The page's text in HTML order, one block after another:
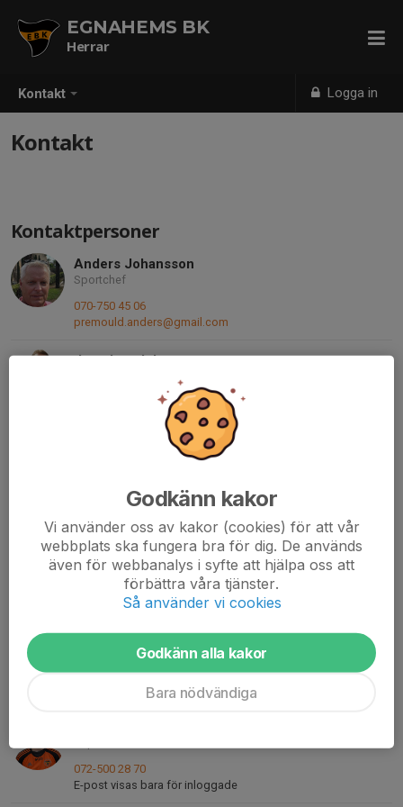
Kontakt Logga in
EGNAHEMS BK
Herrar
Kontakt
Kontaktpersoner
Anders Johansson
Sportchef
070-750 45 06
premould.anders@gmail.com
Jonathan Johansson
E-post visas bara för inloggade
Albin Wetterblad
073-080 37 50
Ted Johansson
072-720 22 12
E-post visas bara för inloggade
Bernt Josefsson
070-441 08 19
kenoberra@hotmail.com
072-500 28 70
E-post visas bara för inloggade
Godkänn kakor
Vi använder oss av kakor (cookies) för att vår
webbplats ska fungera bra för dig. De används
även för webbanalys i syfte att hjälpa oss att
förbättra våra tjänster.
Så använder vi cookies
Godkänn alla kakor
Bara nödvändiga